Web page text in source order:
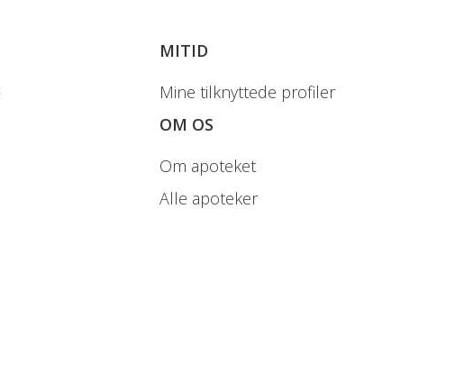
MITID
Mine tilknyttede profiler
OM OS
Om apoteket
Alle apoteker